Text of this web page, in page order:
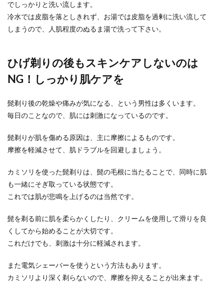
でしっかりと洗い流します。
冷水では皮脂を落としきれず、お湯では皮脂を過剰に洗い流して
しまうので、人肌程度のぬるま湯で洗って下さい。
ひげ剃りの後もスキンケアしないのは
NG！しっかり肌ケアを
髭剃り後の乾燥や痛みが気になる、という男性は多くいます。
毎日のことなので、肌には刺激になっているのです。
髭剃りが肌を傷める原因は、主に摩擦によるものです。
摩擦を軽減させて、肌ドラブルを回避しましょう。
カミソリを使った髭剃りは、髭の毛根に当たることで、同時に肌
も一緒にそぎ取っている状態です。
これでは肌が悲鳴を上げるのは当然です。
髭を剃る前に肌を柔らかくしたり、クリームを使用して滑りを良
くしてから始めることが大切です。
これだけでも、刺激は十分に軽減されます。
また電気シェーバーを使うという方法もあります。
カミソリより深く剃らないので、摩擦を抑えることが出来ます。